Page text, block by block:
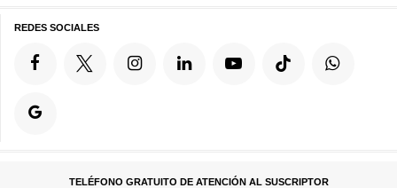
REDES SOCIALES
TELÉFONO GRATUITO DE ATENCIÓN AL SUSCRIPTOR